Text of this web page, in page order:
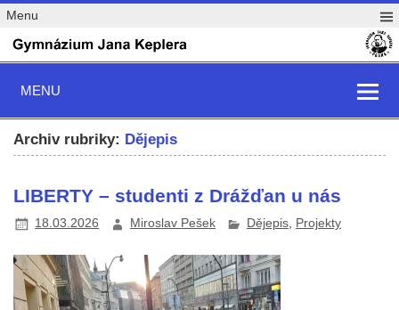
Menu
MENU
Archiv rubriky: Dějepis
LIBERTY – studenti z Drážďan u nás
18.03.2026 Miroslav Pešek Dějepis, Projekty